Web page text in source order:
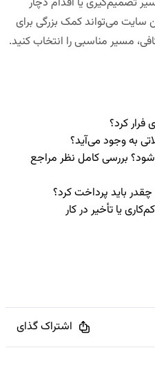
سایت می‌تواند کمک بزرگی برای
مسیر مناسبی را انتخاب کنید.
فرار کرد؟
به وجود می‌آید؟
بررسی کامل نظر مراجع
باید پرداخت کرد؟
یا تأخیر در کار
اشتراک گذای